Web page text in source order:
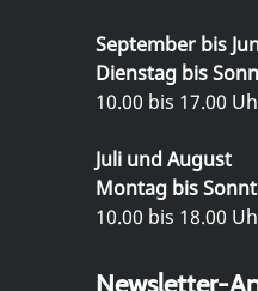
September bis
Dienstag bis
10.00 bis 17.00
Juli und August
Montag bis
10.00 bis 18.00
Newsletter-